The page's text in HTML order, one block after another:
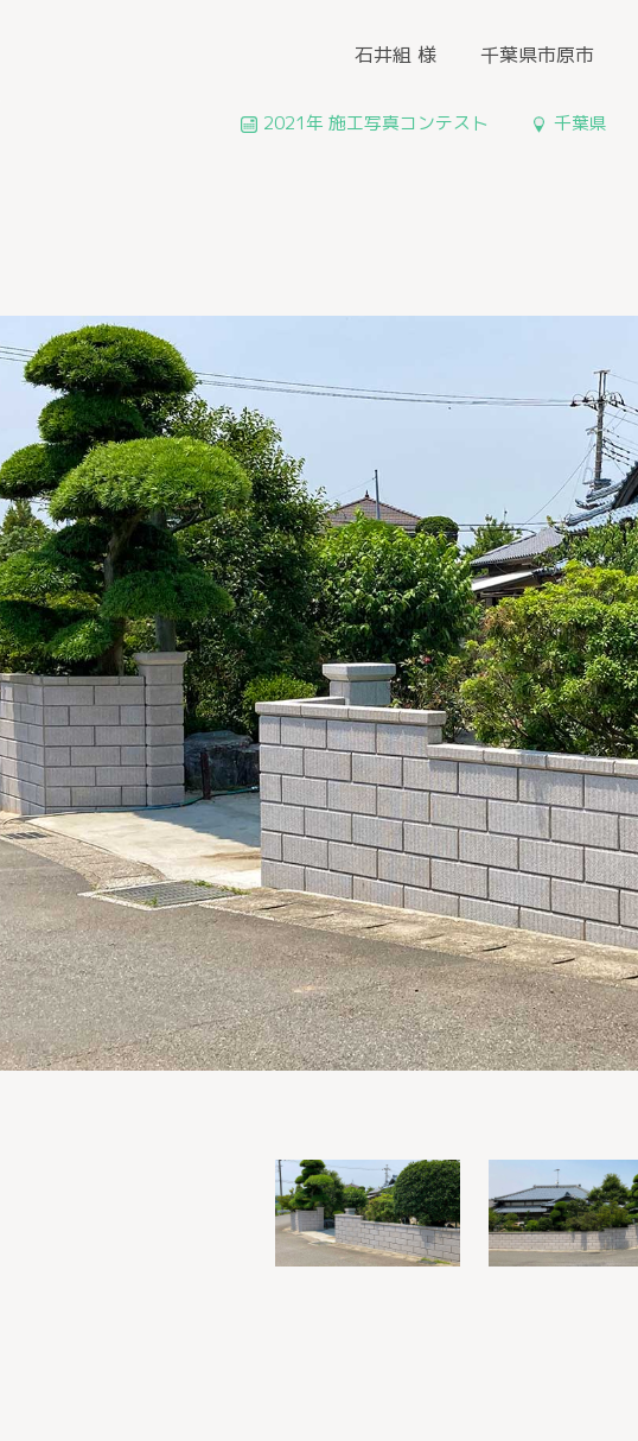
石井組 様 千葉県市原市
2021年 施工写真コンテスト 千葉県